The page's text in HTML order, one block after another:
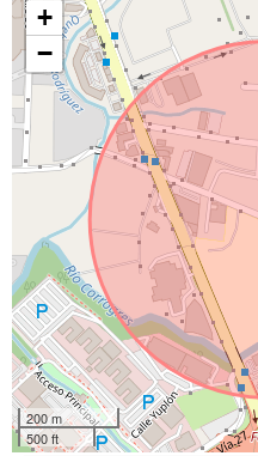
+
−
200 m
500 ft